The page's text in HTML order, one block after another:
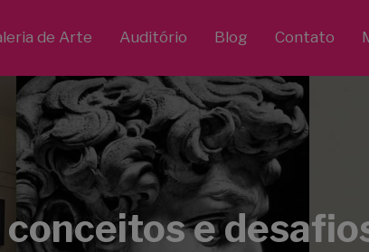
de Arte Auditório Blog Contato
e